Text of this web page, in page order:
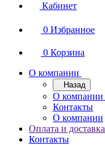
Кабинет
0 Избранное
0 Корзина
О компании
Назад
О компании
Контакты
О компании
Оплата и доставка
Контакты